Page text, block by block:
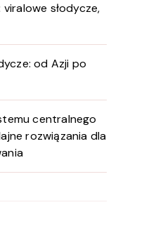
słodycze,
od Azji po
centralnego
rozwiązania dla